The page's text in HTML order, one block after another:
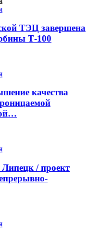
ТЭЦ завершена
Т-100
качества
/ проект